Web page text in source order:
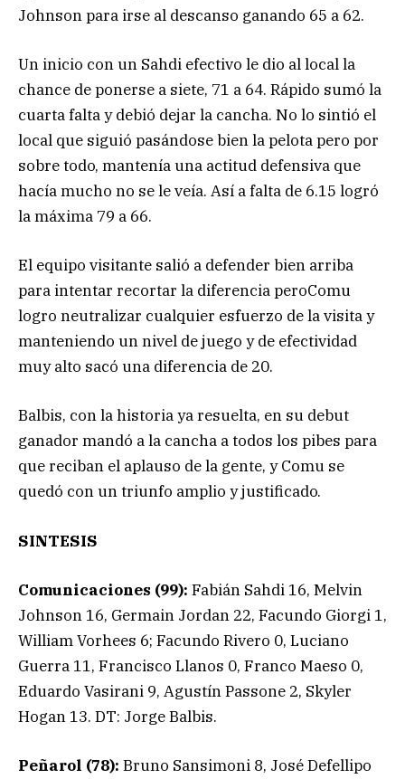
Johnson para irse al descanso ganando 65 a 62.
Un inicio con un Sahdi efectivo le dio al local la
chance de ponerse a siete, 71 a 64. Rápido sumó la
cuarta falta y debió dejar la cancha. No lo sintió el
local que siguió pasándose bien la pelota pero por
sobre todo, mantenía una actitud defensiva que
hacía mucho no se le veía. Así a falta de 6.15 logró
la máxima 79 a 66.
El equipo visitante salió a defender bien arriba
para intentar recortar la diferencia peroComu
logro neutralizar cualquier esfuerzo de la visita y
manteniendo un nivel de juego y de efectividad
muy alto sacó una diferencia de 20.
Balbis, con la historia ya resuelta, en su debut
ganador mandó a la cancha a todos los pibes para
que reciban el aplauso de la gente, y Comu se
quedó con un triunfo amplio y justificado.
SINTESIS
Comunicaciones (99): Fabián Sahdi 16, Melvin
Johnson 16, Germain Jordan 22, Facundo Giorgi 1,
William Vorhees 6; Facundo Rivero 0, Luciano
Guerra 11, Francisco Llanos 0, Franco Maeso 0,
Eduardo Vasirani 9, Agustín Passone 2, Skyler
Hogan 13. DT: Jorge Balbis.
Peñarol (78): Bruno Sansimoni 8, José Defellipo